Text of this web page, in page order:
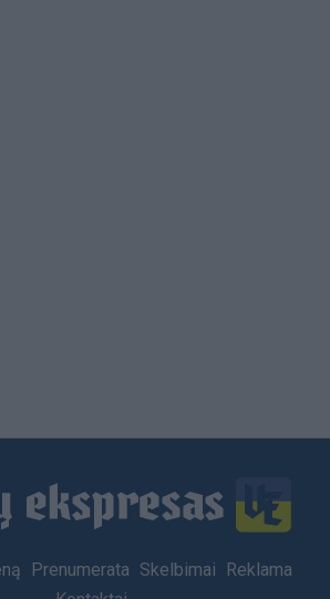
Prenumerata Skelbimai
Reklama